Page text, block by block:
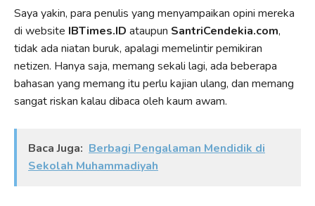
Saya yakin, para penulis yang menyampaikan opini mereka
di website IBTimes.ID ataupun SantriCendekia.com,
tidak ada niatan buruk, apalagi memelintir pemikiran
netizen. Hanya saja, memang sekali lagi, ada beberapa
bahasan yang memang itu perlu kajian ulang, dan memang
sangat riskan kalau dibaca oleh kaum awam.
Baca Juga: Berbagi Pengalaman Mendidik di
Sekolah Muhammadiyah